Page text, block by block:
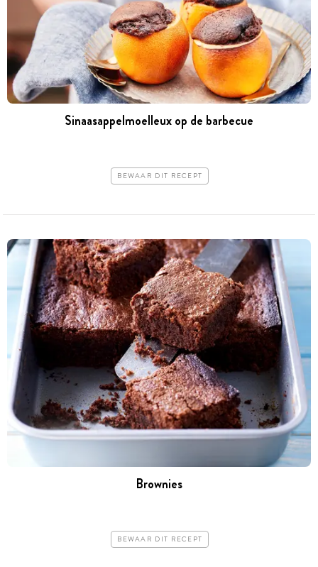
Sinaasappelmoelleux op de barbecue
BEWAAR DIT RECEPT
Brownies
BEWAAR DIT RECEPT